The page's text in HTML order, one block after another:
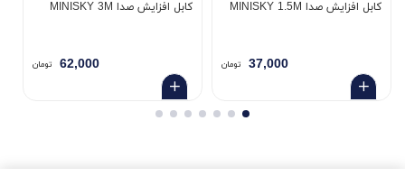
کابل افزایش صدا MINISKY 1.5M
37,000 تومان
کابل افزایش صدا MINISKY 3M
62,000 تومان